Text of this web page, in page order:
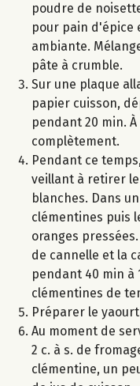
poudre de
pour pain d'épice
ambiante.
pâte à crumble.
Sur une plaque
papier cuisson,
pendant 20 min.
complètement.
Pendant ce
veillant à retirer
blanches. Dans
clémentines puis
oranges
de cannelle et la
pendant 40 min à
clémentines de
Préparer le
Au moment de
2 c. à s. de
clémentine, un